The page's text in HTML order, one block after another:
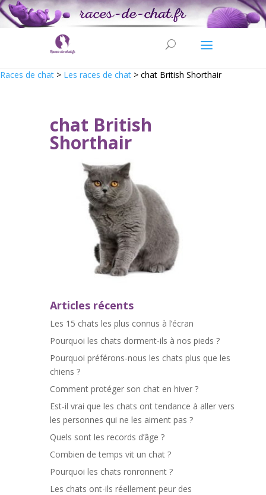
Races de chat > Les races de chat > chat British Shorthair
chat British
Shorthair
Articles récents
Les 15 chats les plus connus à l’écran
Pourquoi les chats dorment-ils à nos pieds ?
Pourquoi préférons-nous les chats plus que les
chiens ?
Comment protéger son chat en hiver ?
Est-il vrai que les chats ont tendance à aller vers
les personnes qui ne les aiment pas ?
Quels sont les records d’âge ?
Combien de temps vit un chat ?
Pourquoi les chats ronronnent ?
Les chats ont-ils réellement peur des